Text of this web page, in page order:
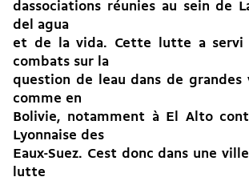
dassociations réunies au sein de
del agua
et de la vida. Cette lutte a servi
combats sur la
question de leau dans de grandes
comme en
Bolivie, notamment à El Alto
Lyonnaise des
Eaux-Suez. Cest donc dans une
lutte